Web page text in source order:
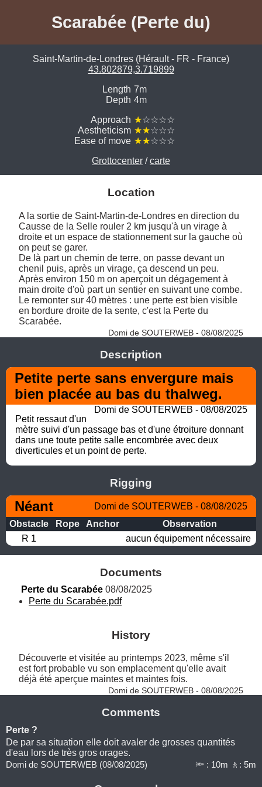
Scarabée (Perte du)
Saint-Martin-de-Londres (Hérault - FR - France)
43.802879,3.719899
Length 7m
Depth 4m
Approach ★☆☆☆☆
Aestheticism ★★☆☆☆
Ease of move ★★☆☆☆
Grottocenter /carte
Location
A la sortie de Saint-Martin-de-Londres en direction du
Causse de la Selle rouler 2 km jusqu'à un virage à
droite et un espace de stationnement sur la gauche où
on peut se garer.
De là part un chemin de terre, on passe devant un
chenil puis, après un virage, ça descend un peu.
Après environ 150 m on aperçoit un dégagement à
main droite d'où part un sentier en suivant une combe.
Le remonter sur 40 mètres : une perte est bien visible
en bordure droite de la sente, c'est la Perte du
Scarabée.
Domi de SOUTERWEB - 08/08/2025
Description
Petite perte sans envergure mais
bien placée au bas du thalweg.
Domi de SOUTERWEB - 08/08/2025
Petit ressaut d'un
mètre suivi d'un passage bas et d'une étroiture donnant
dans une toute petite salle encombrée avec deux
diverticules et un point de perte.
Rigging
Néant
Domi de SOUTERWEB - 08/08/2025
Obstacle
Rope Anchor
Observation
R 1
aucun équipement nécessaire
Documents
Perte du Scarabée 08/08/2025
Perte du Scarabée.pdf
History
Découverte et visitée au printemps 2023, même s'il
est fort probable vu son emplacement qu'elle avait
déjà été aperçue maintes et maintes fois.
Domi de SOUTERWEB - 08/08/2025
Comments
Perte ?
De par sa situation elle doit avaler de grosses quantités
d'eau lors de très gros orages.
Domi de SOUTERWEB (08/08/2025) 🔦 : 10m 🚶: 5m